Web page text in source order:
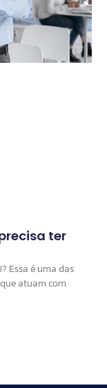
ter
Essa é uma das
atuam com